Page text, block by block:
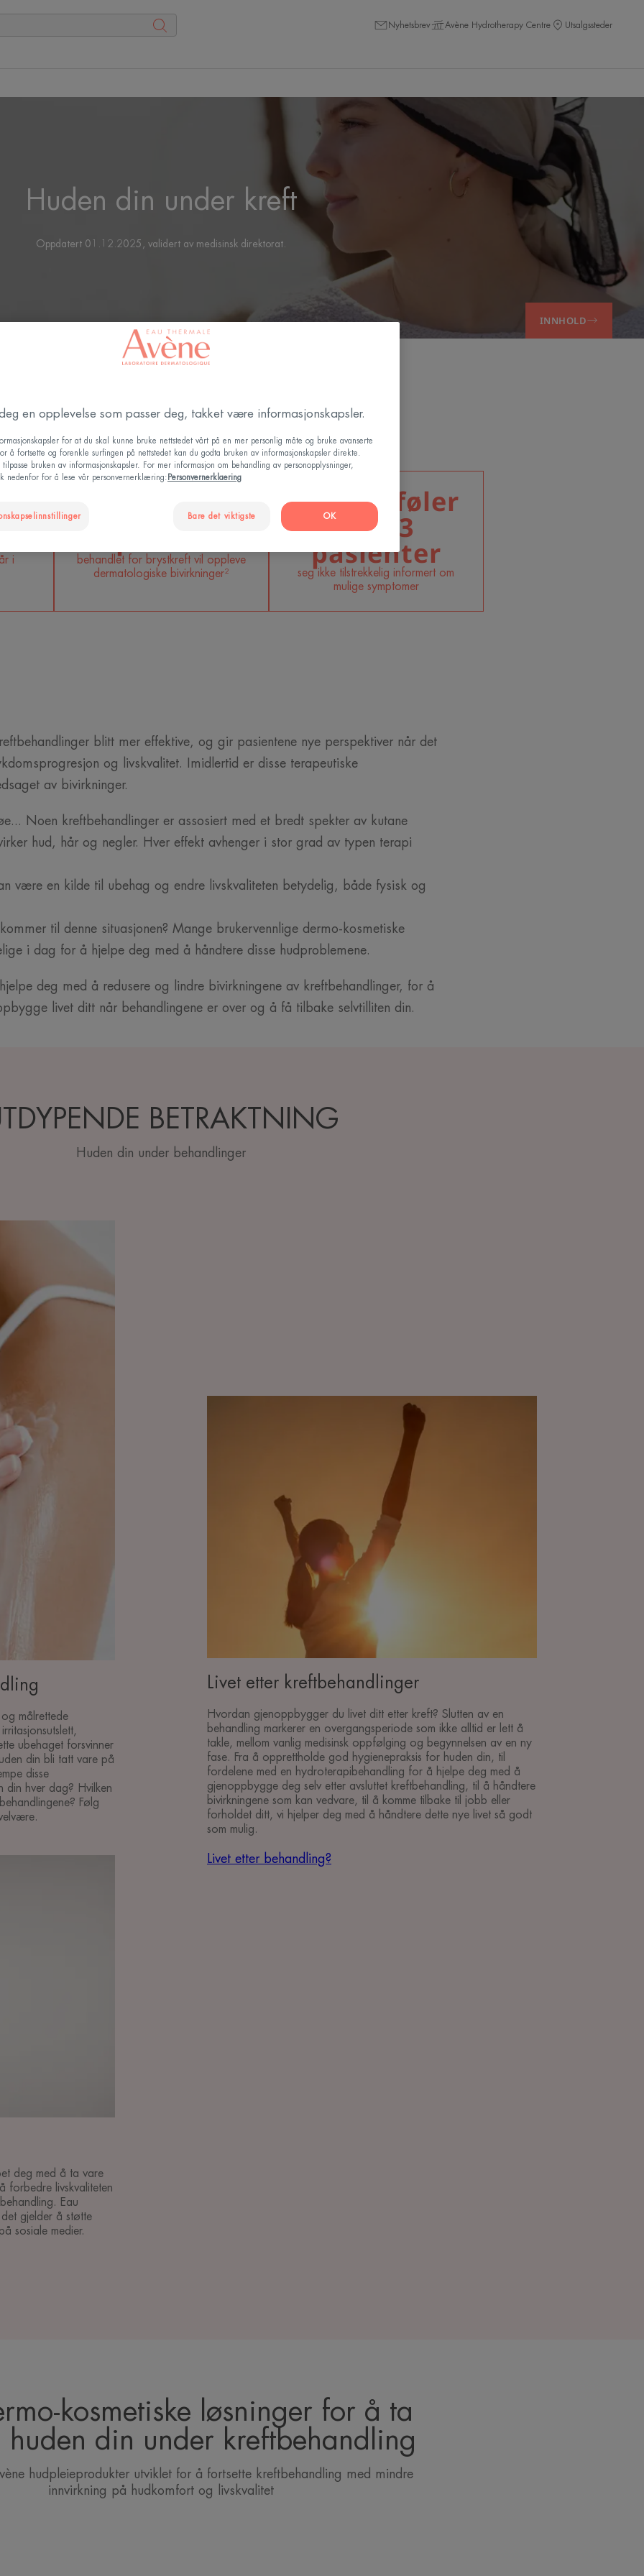
Nyhetsbrev Avène Hydrotherapy Centre Utsalgssteder
Huden din under kreft
Oppdatert 01.12.2025 , validert av medisinsk direktorat
INNHOLD
i
Mer enn 9 av
behandlet for brystkreft vil oppleve
dermatologiske bivirkninger²
Likevel føler
1 av 3
pasienter
seg ikke tilstrekkelig informert om
mulige symptomer
blitt mer effektive, og gir pasientene nye perspektiver når det
og livskvalitet. Imidlertid er disse terapeutiske
av bivirkninger.
Noen kreftbehandlinger er assosiert med et bredt spekter av kutane
hud, hår og negler. Hver effekt avhenger i stor grad av typen terapi
være en kilde til ubehag og endre livskvaliteten betydelig, både fysisk og
til denne situasjonen? Mange brukervennlige dermo-kosmetiske
i dag for å hjelpe deg med å håndtere disse hudproblemene.
deg med å redusere og lindre bivirkningene av kreftbehandlinger, for å
livet ditt når behandlingene er over og å få tilbake selvtilliten din.
BETRAKTNING
Huden din under behandlinger
målrettede
ubehaget forsvinner
din bli tatt vare på
disse
din hver dag? Hvilken
Følg
deg med å ta vare
forbedre livskvaliteten
Eau
gjelder å støtte
sosiale medier.
Livet etter kreftbehandlinger
Hvordan gjenoppbygger du livet ditt etter kreft? Slutten av en
behandling markerer en overgangsperiode som ikke alltid er lett å
takle, mellom vanlig medisinsk oppfølging og begynnelsen av en ny
fase. Fra å opprettholde god hygienepraksis for huden din, til
fordelene med en hydroterapibehandling for å hjelpe deg med å
gjenoppbygge deg selv etter avsluttet kreftbehandling, til å håndtere
bivirkningene som kan vedvare, til å komme tilbake til jobb eller
forholdet ditt, vi hjelper deg med å håndtere dette nye livet så godt
som mulig.
Livet etter behandling?
kosmetiske løsninger for å ta
huden din under kreftbehandling
hudpleieprodukter utviklet for å fortsette kreftbehandling med mindre
innvirkning på hudkomfort og livskvalitet
en opplevelse som passer deg, takket være informasjonskapsler.
for at du skal kunne bruke nettstedet vårt på en mer personlig måte og bruke avanserte
å fortsette og forenkle surfingen på nettstedet kan du godta bruken av informasjonskapsler direkte.
tilpasse bruken av informasjonskapsler. For mer informasjon om behandling av personopplysninger,
nedenfor for å lese vår personvernerklæring: Personvernerklaering
Bare det viktigste OK